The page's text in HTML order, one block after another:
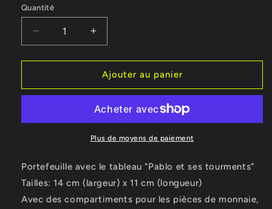
Quantité
Réduire
la
quantité
Portefeuille
Augmenter
la
quantité
de
Portefeuille
Ajouter au panier
Plus de moyens de paiement
Portefeuille avec le tableau "Pablo et ses tourments"
Tailles: 14 cm (largeur) x 11 cm (longueur)
Avec des compartiments pour les pièces de monnaie,